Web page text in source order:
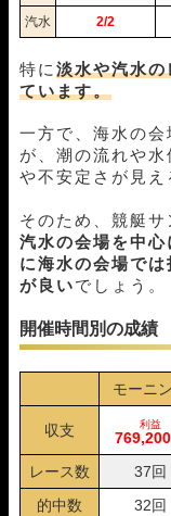
04月28日常滑08R
04月26日若松09R
04月25日鳴門08R
04月17日福岡11R
04月11日常滑06R
04月02日蒲郡10R
03月31日芦屋08R
03月27日蒲郡10R
03月21日戸田07R
03月17日若松12R
03月12日びわこ05R
03月06日唐津08R
03月05日尼崎06R
03月03日徳山08R
02月28日若松03R
02月21日大村03R
汽水 2/2
特に 淡水や汽水
ています。
一方で、海水の
が、潮の流れや
や不安定さが見え
そのため、競艇
汽水の会場を中
に海水の会場で
が良いでしょう。
開催時間別の成績
モーニ
収支 利益
レース数
37回
的中数
32回